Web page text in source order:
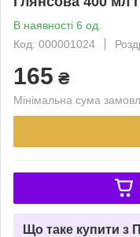
В наявності 6 од.
Код: 000001024
165 ₴
Мінімальна сума
Що таке купити з